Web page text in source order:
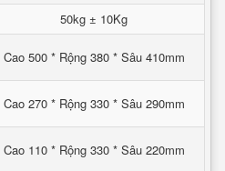
50kg ± 10Kg
Cao 500 * Rộng 380 * Sâu 410mm
Cao 270 * Rộng 330 * Sâu 290mm
Cao 110 * Rộng 330 * Sâu 220mm